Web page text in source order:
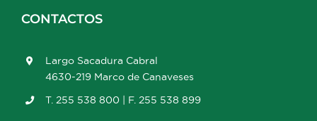
CONTACTOS
Largo Sacadura Cabral
4630-219 Marco de Canaveses
T. 255 538 800 | F. 255 538 899